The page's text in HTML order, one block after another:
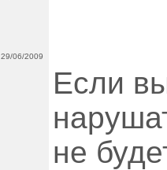
29/06/2009
Если
не